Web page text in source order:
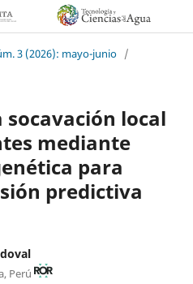
3 (2026): mayo-junio /
socavación local
mediante
para
predictiva
Perú